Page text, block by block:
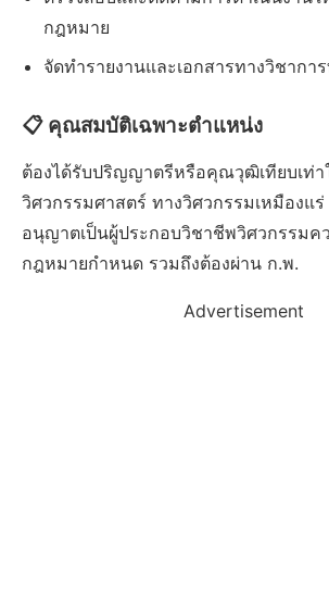
กฎหมาย
จัดทำรายงานและเอกสารทางวิชากา
📋 คุณสมบัติเฉพาะตำแหน่ง
ต้องได้รับปริญญาตรีหรือคุณวุฒิเทียบเท่า
วิศวกรรมศาสตร์ ทางวิศวกรรมเหมืองแ
อนุญาตเป็นผู้ประกอบวิชาชีพวิศวกรรมค
กฎหมายกำหนด รวมถึงต้องผ่าน ก.พ.
Advertisement